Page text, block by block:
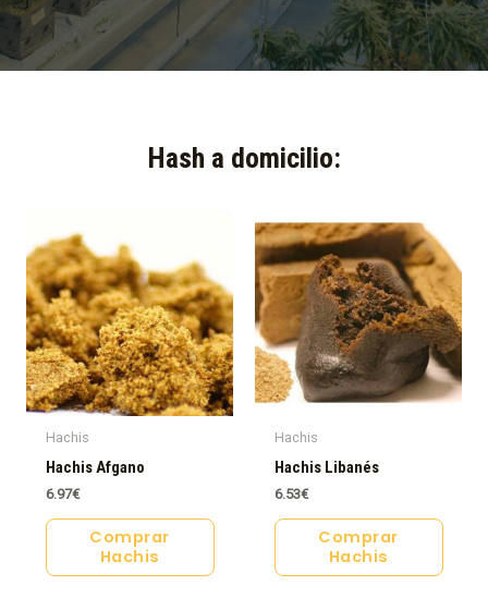
Hash a domicilio:​
Hachis
Hachis Afgano
6.97€
Comprar
Hachis
Hachis
Hachis Libanés
6.53€
Comprar
Hachis